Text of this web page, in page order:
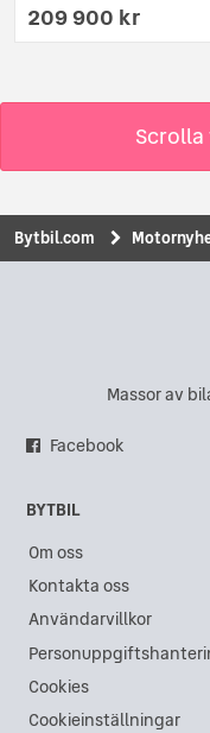
209 900 kr
Bytbil.com
Massor av
Facebook
BYTBIL
Om oss
Kontakta oss
Användarvillkor
Cookies
Cookieinställningar